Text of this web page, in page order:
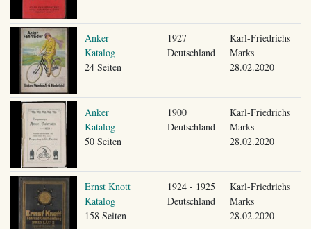
Anker
Katalog
24 Seiten
1927
Deutschland
Karl-Friedrichs
Marks
28.02.2020
Anker
Katalog
50 Seiten
1900
Deutschland
Karl-Friedrichs
Marks
28.02.2020
Ernst Knott
Katalog
158 Seiten
1924 - 1925
Deutschland
Karl-Friedrichs
Marks
28.02.2020